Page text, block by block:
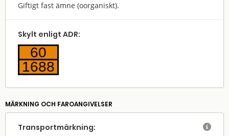
Giftigt fast ämne (oorganiskt).
Skylt enligt ADR:
60
1688
MÄRKNING OCH FAROANGIVELSER
Transport­märkning: 